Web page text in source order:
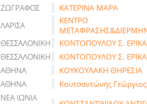
ΖΩΓΡΑΦΟΣ
ΚΑΤΕΡΙΝΑ ΜΑΡΑ
ΛΑΡΙΣΑ
ΚΕΝΤΡΟ
ΘΕΣΣΑΛΟΝΙΚΗ
ΚΟΝΤΟΠΟΥΛΟΥ Σ. ΕΡΙΚΑ
ΘΕΣΣΑΛΟΝΙΚΗ
ΚΟΝΤΟΠΟΥΛΟΥ Σ. ΕΡΙΚΑ
ΑΘΗΝΑ
ΚΟΥΚΟΥΛΑΚΗ ΘΗΡΕΣΙΑ
ΑΘΗΝΑ
Κουτσαντώνης Γεώργιος
ΝΕΑ ΙΩΝΙΑ